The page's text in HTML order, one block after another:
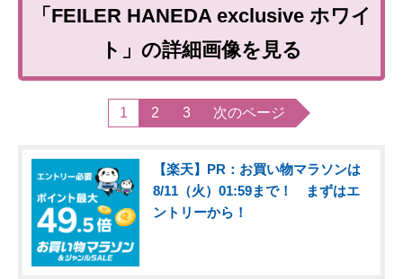
「FEILER HANEDA exclusive ホワイ
ト」の詳細画像を見る
1 2 3 次のページ
【楽天】PR：お買い物マラソンは
8/11（火）01:59まで！ まずはエ
ントリーから！